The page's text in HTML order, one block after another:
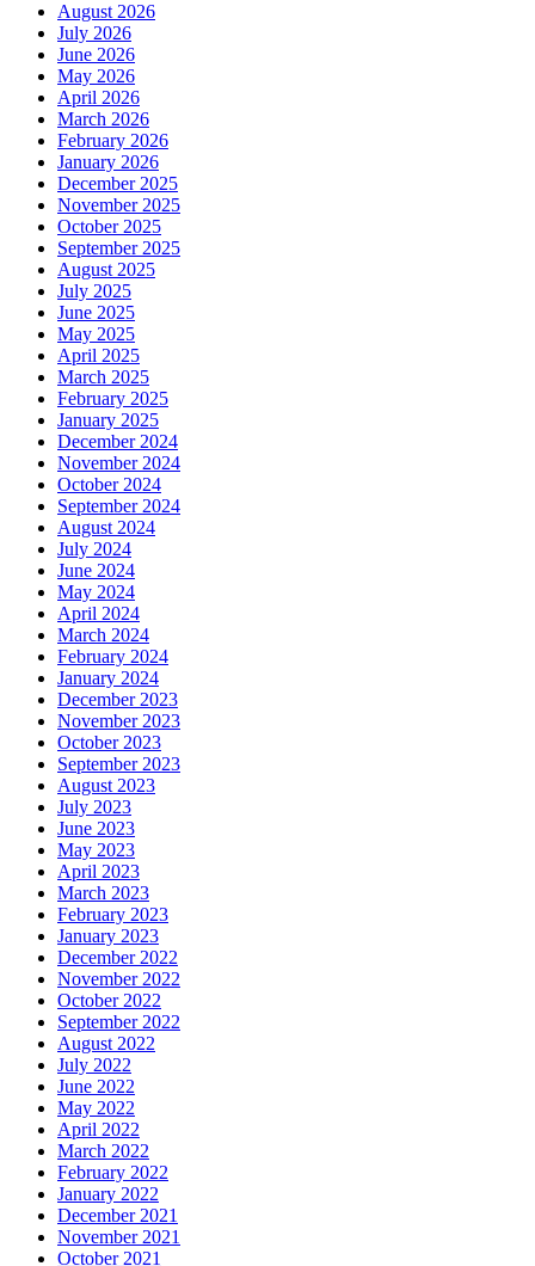
August 2026
July 2026
June 2026
May 2026
April 2026
March 2026
February 2026
January 2026
December 2025
November 2025
October 2025
September 2025
August 2025
July 2025
June 2025
May 2025
April 2025
March 2025
February 2025
January 2025
December 2024
November 2024
October 2024
September 2024
August 2024
July 2024
June 2024
May 2024
April 2024
March 2024
February 2024
January 2024
December 2023
November 2023
October 2023
September 2023
August 2023
July 2023
June 2023
May 2023
April 2023
March 2023
February 2023
January 2023
December 2022
November 2022
October 2022
September 2022
August 2022
July 2022
June 2022
May 2022
April 2022
March 2022
February 2022
January 2022
December 2021
November 2021
October 2021